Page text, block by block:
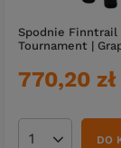
Spodnie Finntrail
Tournament |
770,20 zł
DO